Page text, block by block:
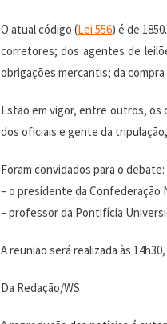
O atual código (Lei556) é de
corretores; dos agentes de
obrigações mercantis; da
Estão em vigor, entre outros, os
dos oficiais e gente da
Foram convidados para o debate:
– o presidente da Confederação
– professor da Pontifícia
A reunião será realizada às
Da Redação/WS